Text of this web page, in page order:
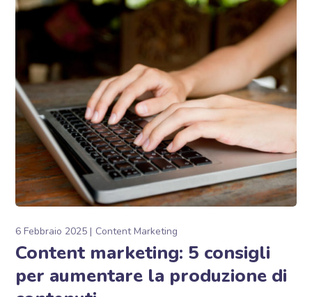
6 Febbraio 2025 Content Marketing
Content marketing: 5 consigli
per aumentare la produzione di